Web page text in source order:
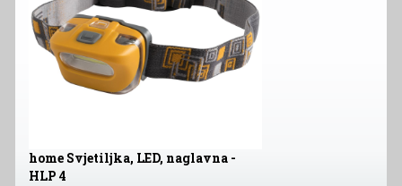
home Svjetiljka, LED, naglavna -
HLP 4